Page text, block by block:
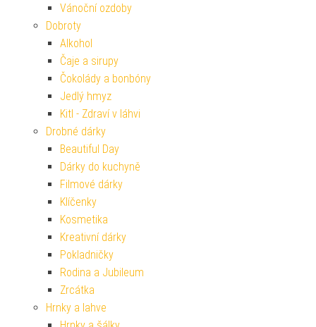
Vánoční ozdoby
Dobroty
Alkohol
Čaje a sirupy
Čokolády a bonbóny
Jedlý hmyz
Kitl - Zdraví v láhvi
Drobné dárky
Beautiful Day
Dárky do kuchyně
Filmové dárky
Klíčenky
Kosmetika
Kreativní dárky
Pokladničky
Rodina a Jubileum
Zrcátka
Hrnky a lahve